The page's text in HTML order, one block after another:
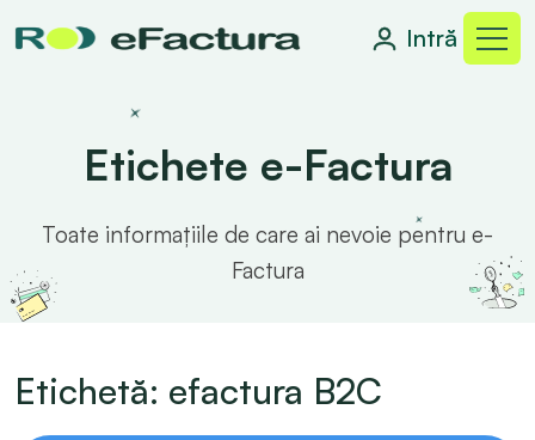
Intră
Etichete e-Factura
Toate informațiile de care ai nevoie pentru e-
Factura
Etichetă: efactura B2C